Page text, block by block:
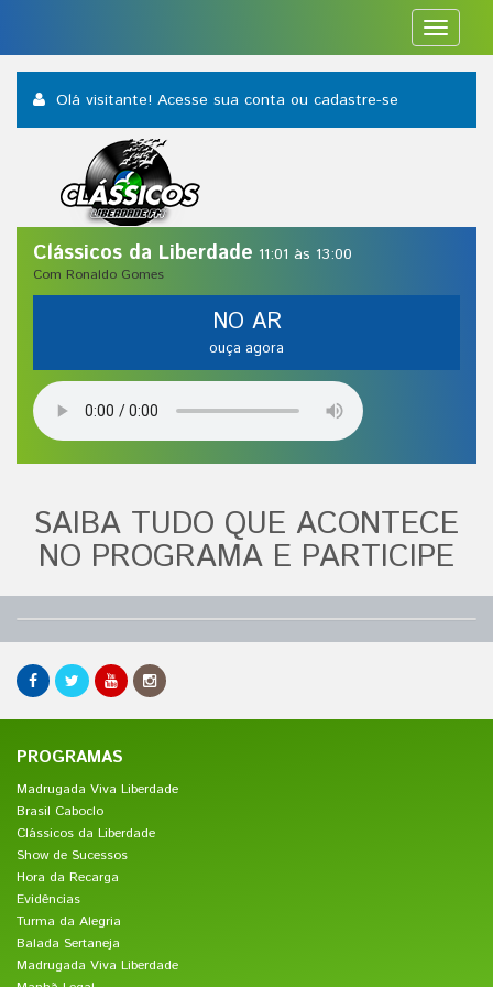
Toggle
Olá visitante! Acesse sua conta ou cadastre-se
Clássicos da Liberdade 11:01 às 13:00
Com Ronaldo Gomes
NO AR
ouça agora
SAIBA TUDO QUE ACONTECE
NO PROGRAMA E PARTICIPE
PROGRAMAS
Madrugada Viva Liberdade
Brasil Caboclo
Clássicos da Liberdade
Show de Sucessos
Hora da Recarga
Evidências
Turma da Alegria
Balada Sertaneja
Madrugada Viva Liberdade